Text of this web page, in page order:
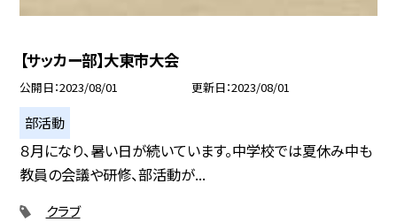
【サッカー部】大東市大会
公開日 2023/08/01 更新日 2023/08/01
部活動
８月になり、暑い日が続いています。中学校では夏休み中も
教員の会議や研修、部活動が...
クラブ